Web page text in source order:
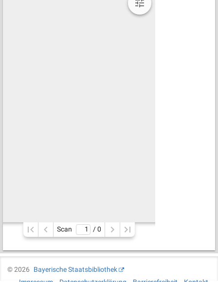
Scan / 0
©2026
Bayerische Staatsbibliothek